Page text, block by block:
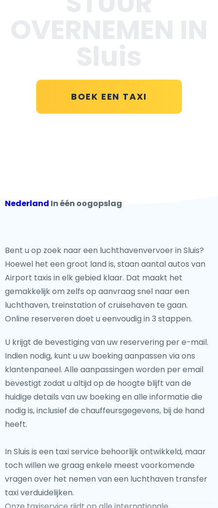
BOEK EEN TAXI
Nederland In één oogopslag
Bent u op zoek naar een luchthavenvervoer in Sluis?
Hoewel het een groot land is, staan aantal autos van
Airport taxis in elk gebied klaar. Dat maakt het
gemakkelijk om zelfs op aanvraag snel naar een
luchthaven, treinstation of cruisehaven te gaan.
Online reserveren doet u eenvoudig in 3 stappen.
U krijgt de bevestiging van uw reservering per e-mail.
Indien nodig, kunt u uw boeking aanpassen via ons
klantenpaneel. Alle aanpassingen worden per email
bevestigt zodat u altijd op de hoogte blijft van de
huidige details van uw boeking en alle informatie die
nodig is, inclusief de chauffeursgegevens, bij de hand
heeft.
In Sluis is een taxi service behoorlijk ontwikkeld, maar
toch willen we graag enkele meest voorkomende
vragen over het nemen van een luchthaven transfer
taxi verduidelijken.